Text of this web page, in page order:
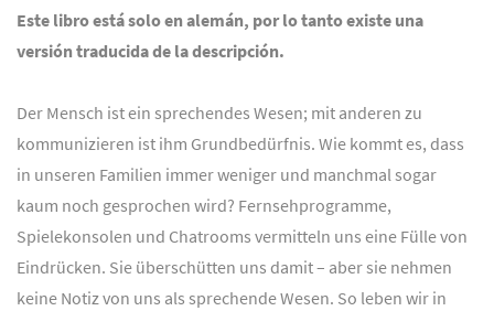
Este libro está solo en alemán, por lo tanto existe una
versión traducida de la descripción.
Der Mensch ist ein sprechendes Wesen; mit anderen zu
kommunizieren ist ihm Grundbedürfnis. Wie kommt es, dass
in unseren Familien immer weniger und manchmal sogar
kaum noch gesprochen wird? Fernsehprogramme,
Spielekonsolen und Chatrooms vermitteln uns eine Fülle von
Eindrücken. Sie überschütten uns damit – aber sie nehmen
keine Notiz von uns als sprechende Wesen. So leben wir in